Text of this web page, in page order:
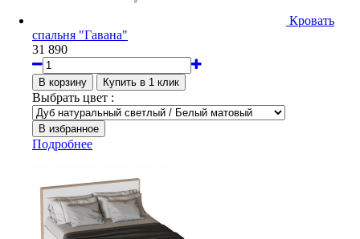
Кровать
спальня "Гавана"
31 890
Выбрать цвет :
Подробнее